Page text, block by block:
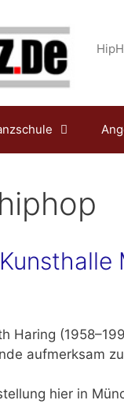
Haring
aufmerksam
hier in